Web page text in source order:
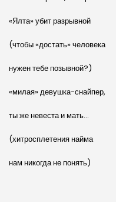
«Ялта» убит разрывной
(чтобы «достать» человека
нужен тебе позывной?)
«милая» девушка-снайпер,
ты же невеста и мать…
(хитросплетения найма
нам никогда не понять)